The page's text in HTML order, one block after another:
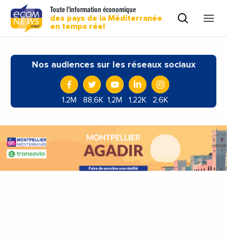
Toute l'information économique
des pays de la Méditerranée
en temps réel
Nos audiences sur les réseaux sociaux
1.2M 88,6K 1,2M 1,22K 2,6K